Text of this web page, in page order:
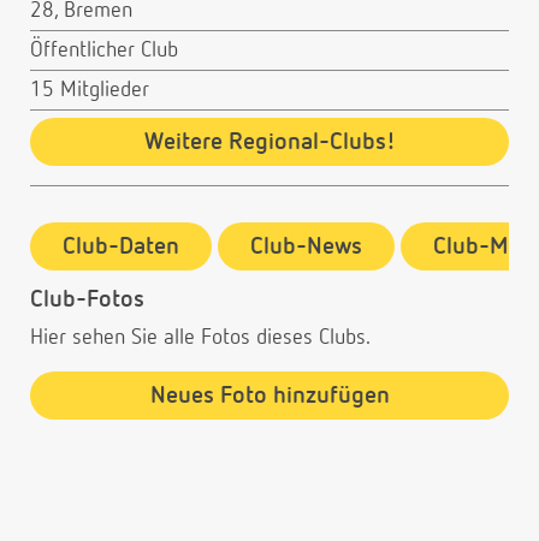
28, Bremen
Öffentlicher Club
15 Mitglieder
Weitere Regional-Clubs!
Club-Daten Club-News Club-
Club-Fotos
Hier sehen Sie alle Fotos dieses Clubs.
Neues Foto hinzufügen